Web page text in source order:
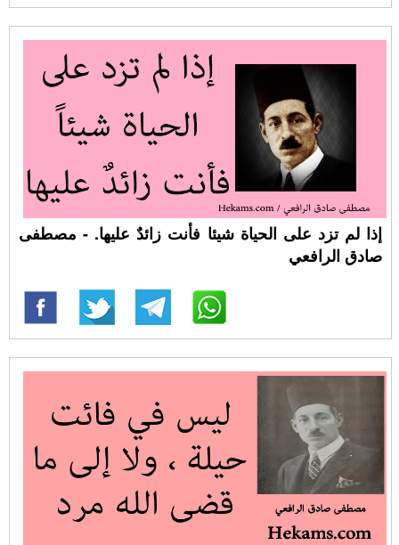
إذا لم تزد على الحياة شيئا فأنت زائدٌ عليها. - مصطفى
صادق الرافعي